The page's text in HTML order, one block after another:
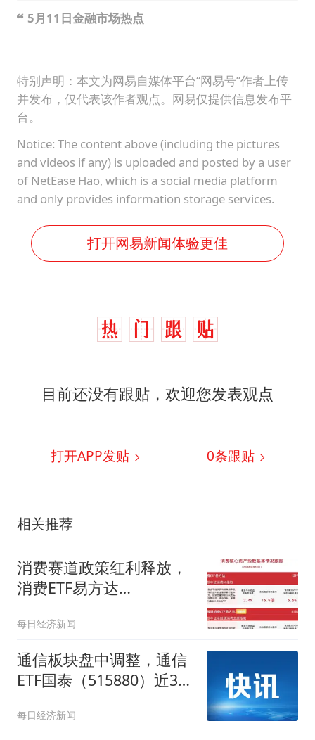
56岁刘奕君跟13岁女儿合跳
从科技创新看开局起步的时与势
5月11日金融市场热点
特别声明：本文为网易自媒体平台“网易号”作者上传
并发布，仅代表该作者观点。网易仅提供信息发布平
台。
Notice: The content above (including the pictures
and videos if any) is uploaded and posted by a user
of NetEase Hao, which is a social media platform
and only provides information storage services.
打开网易新闻体验更佳
目前还没有跟贴，欢迎您发表观点
打开APP发贴 0条跟贴
相关推荐
消费赛道政策红利释放，
消费ETF易方达
涨超2%
每日经济新闻
通信板块盘中调整，通信
ETF国泰（515880）近30
每日经济新闻